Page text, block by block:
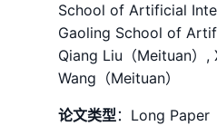
School of Artificial
Gaoling School of
Qiang Liu（Meituan）,
Wang（Meituan）
论文类型：Long Paper